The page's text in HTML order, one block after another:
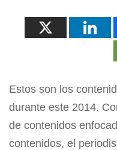
Estos son los
durante este 2014.
de contenidos
contenidos, el